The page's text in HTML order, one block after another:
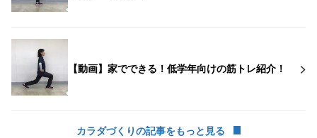
【動画】家でできる！低学年向けの筋トレ紹介！
カラダづくりの記事をもっと見る